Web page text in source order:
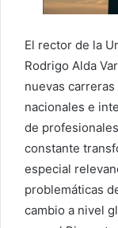
El rector de la
Rodrigo Alda
nuevas
nacionales e
de
constante
especial
problemáticas
cambio a nivel